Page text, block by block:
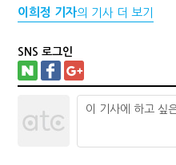
이희정 기자의 기사 더 보기
SNS 로그인